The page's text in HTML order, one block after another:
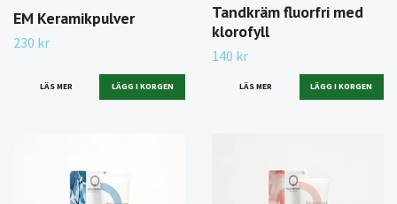
EM Keramikpulver
230 kr
LÄS MER LÄGG I KORGEN
Tandkräm fluorfri med
klorofyll
140 kr
LÄS MER